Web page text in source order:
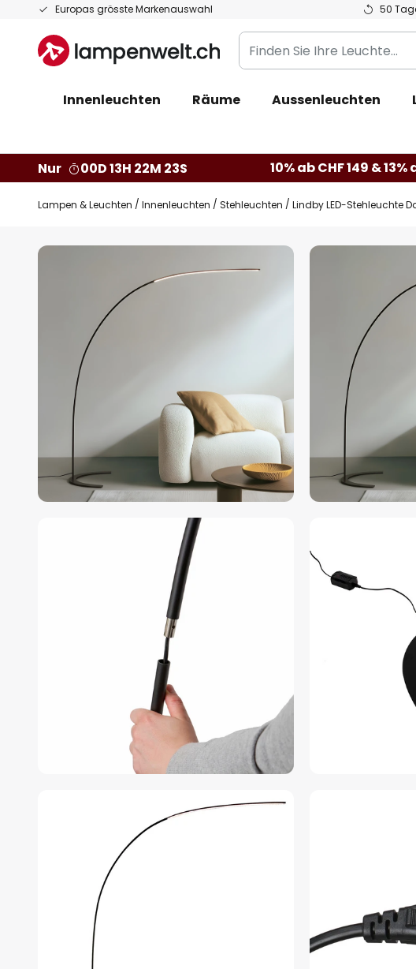
Europas grösste Markenauswahl 50
Zum
springen
Finden
Sie
Leuchte...
Innenleuchten Räume Aussenleuchten
Nur
00D 13H 22M 22S 10% ab CHF 149 &
Lampen & Leuchten Innenleuchten Stehleuchten Lindby LED-Stehleuchte
Zum
springen